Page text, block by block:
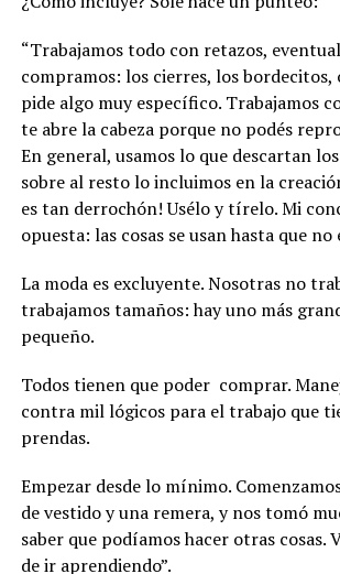
“Trabajamos todo con retazos,
compramos: los cierres, los bordecitos,
pide algo muy específico. Trabajamos
te abre la cabeza porque no podés
En general, usamos lo que descartan
sobre al resto lo incluimos en la
es tan derrochón! Usélo y tírelo. Mi
opuesta: las cosas se usan hasta que no
La moda es excluyente. Nosotras no
trabajamos tamaños: hay uno más
pequeño.
Todos tienen que poder comprar.
contra mil lógicos para el trabajo que
prendas.
Empezar desde lo mínimo.
de vestido y una remera, y nos tomó
saber que podíamos hacer otras cosas.
de ir aprendiendo”.